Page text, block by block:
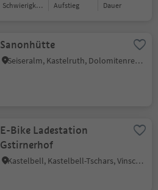
Schwierigkeitsgrad Aufstieg Dauer
Sanonhütte
Seiseralm, Kastelruth, Dolomitenregion Seiser Alm
E-Bike Ladestation
Gstirnerhof
Kastelbell, Kastelbell-Tschars, Vinschgau